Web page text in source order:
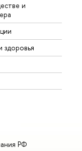
и
РФ